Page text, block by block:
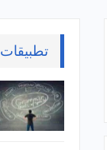
تطبيقات